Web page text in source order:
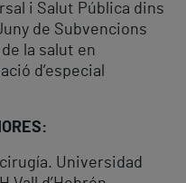
i Salut Pública dins
de Subvencions
la salut en
d’especial
Universidad